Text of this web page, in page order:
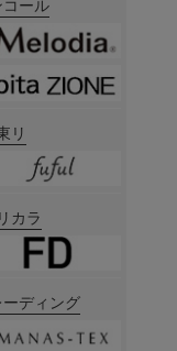
コール
リ
カラ
ディング